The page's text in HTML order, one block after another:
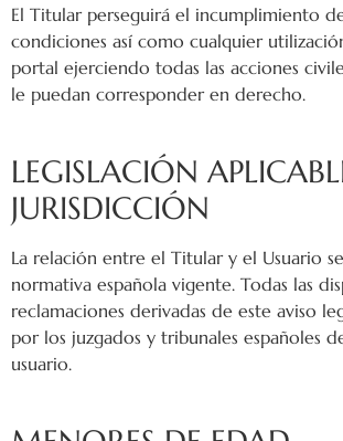
El Titular perseguirá el incumplimiento
condiciones así como cualquier
portal ejerciendo todas las acciones
le puedan corresponder en derecho.
LEGISLACIÓN
JURISDICCIÓN
La relación entre el Titular y el Usuario
normativa española vigente. Todas las
reclamaciones derivadas de este aviso
por los juzgados y tribunales españoles
usuario.